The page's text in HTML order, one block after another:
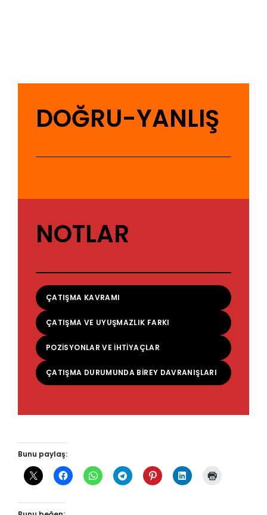
DOĞRU-YANLIŞ
NOTLAR
ÇATIŞMA KAVRAMI
ÇATIŞMA VE UYUŞMAZLIK FARKI
POZISYONLAR VE İHTIYAÇLAR
ÇATIŞMA DURUMUNDA BIREY DAVRANIŞLARI
Bunu paylaş: